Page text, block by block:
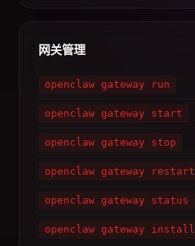
网关管理
openclaw gateway run
openclaw gateway start
openclaw gateway stop
openclaw gateway restart
openclaw gateway status
openclaw gateway install